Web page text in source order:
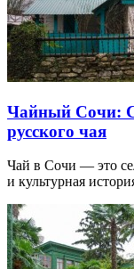
Чайный Сочи:
русского чая
Чай в Сочи — это
и культурная